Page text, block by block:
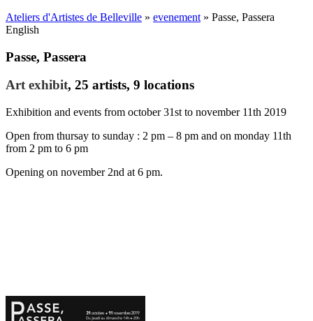
Ateliers d'Artistes de Belleville » evenement » Passe, Passera
English
Passe, Passera
Art exhibit, 25 artists, 9 locations
Exhibition and events from october 31st to november 11th 2019
Open from thursay to sunday : 2 pm – 8 pm and on monday 11th
from 2 pm to 6 pm
Opening on november 2nd at 6 pm.